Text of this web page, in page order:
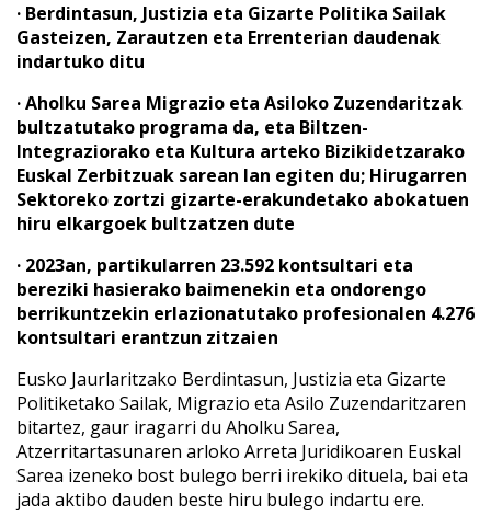
· Berdintasun, Justizia eta Gizarte Politika Sailak
Gasteizen, Zarautzen eta Errenterian daudenak
indartuko ditu
· Aholku Sarea Migrazio eta Asiloko Zuzendaritzak
bultzatutako programa da, eta Biltzen-
Integraziorako eta Kultura arteko Bizikidetzarako
Euskal Zerbitzuak sarean lan egiten du; Hirugarren
Sektoreko zortzi gizarte-erakundetako abokatuen
hiru elkargoek bultzatzen dute
· 2023an, partikularren 23.592 kontsultari eta
bereziki hasierako baimenekin eta ondorengo
berrikuntzekin erlazionatutako profesionalen 4.276
kontsultari erantzun zitzaien
Eusko Jaurlaritzako Berdintasun, Justizia eta Gizarte
Politiketako Sailak, Migrazio eta Asilo Zuzendaritzaren
bitartez, gaur iragarri du Aholku Sarea,
Atzerritartasunaren arloko Arreta Juridikoaren Euskal
Sarea izeneko bost bulego berri irekiko dituela, bai eta
jada aktibo dauden beste hiru bulego indartu ere.